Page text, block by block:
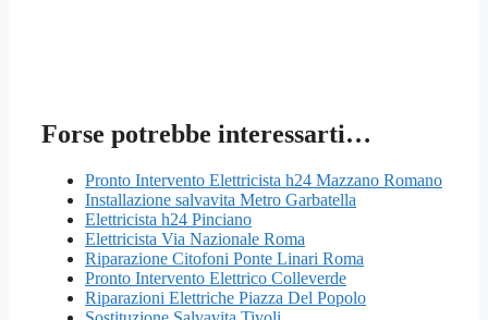
Forse potrebbe interessarti…
Pronto Intervento Elettricista h24 Mazzano Romano
Installazione salvavita Metro Garbatella
Elettricista h24 Pinciano
Elettricista Via Nazionale Roma
Riparazione Citofoni Ponte Linari Roma
Pronto Intervento Elettrico Colleverde
Riparazioni Elettriche Piazza Del Popolo